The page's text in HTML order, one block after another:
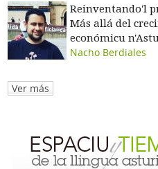
Reinventando'l
Más allá del
económicu
Nacho Berdiales
Ver más